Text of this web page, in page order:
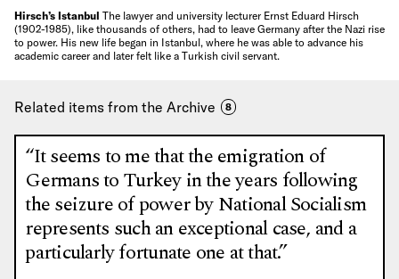
Hirsch’s Istanbul The lawyer and university lecturer Ernst Eduard Hirsch
(1902-1985), like thousands of others, had to leave Germany after the Nazi rise
to power. His new life began in Istanbul, where he was able to advance his
academic career and later felt like a Turkish civil servant.
Related items from the Archive 8
“It seems to me that the emigration of
Germans to Turkey in the years following
the seizure of power by National Socialism
represents such an exceptional case, and a
particularly fortunate one at that.”